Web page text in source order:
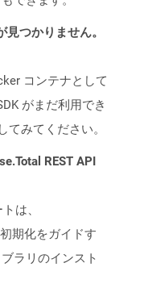
つかりません。
コンテナとして
がまだ利用でき
てみてください。
REST API
は、
期化をガイドす
ラリのインスト